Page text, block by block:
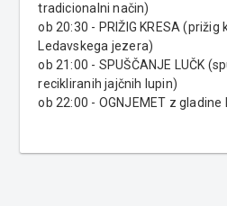
tradicionalni način)
ob 20:30 - PRIŽIG KRESA
Ledavskega jezera)
ob 21:00 - SPUŠČANJE LUČK
recikliranih jajčnih lupin)
ob 22:00 - OGNJEMET z